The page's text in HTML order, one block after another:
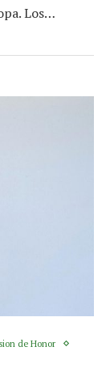
Los…
de Honor